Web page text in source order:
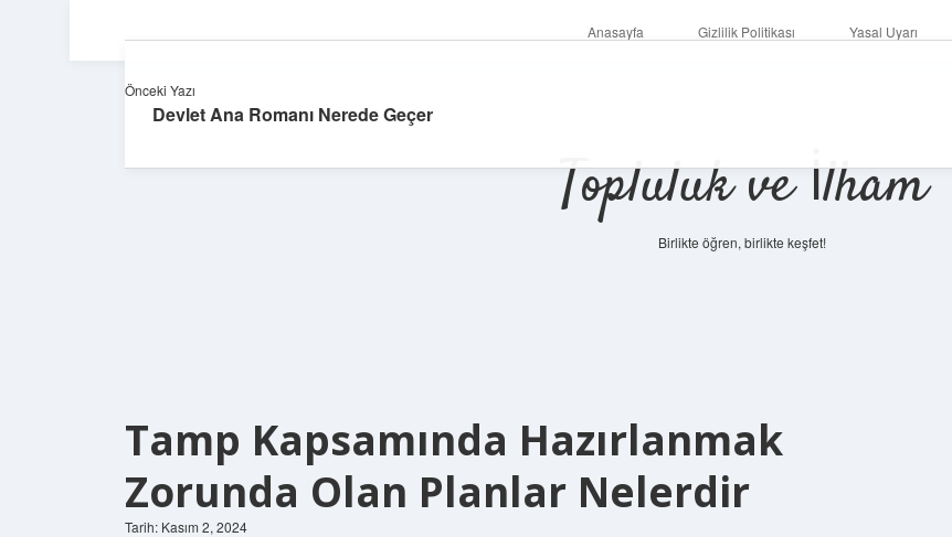
Anasayfa Gizlilik Politikası Yasal Uyarı
Topluluk ve İlham
Birlikte öğren, birlikte keşfet!
Tamp Kapsamında Hazırlanmak
Zorunda Olan Planlar Nelerdir
Tarih: Kasım 2, 2024
Önceki Yazı
Devlet Ana Romanı Nerede Geçer